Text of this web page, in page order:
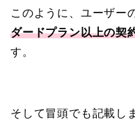
このように、ユーザー
ダードプラン以上の契
す。
そして冒頭でも記載し